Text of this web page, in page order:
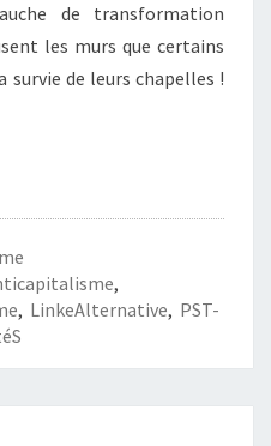
de transformation
les murs que certains
survie de leurs chapelles !
,
, LinkeAlternative, PST-